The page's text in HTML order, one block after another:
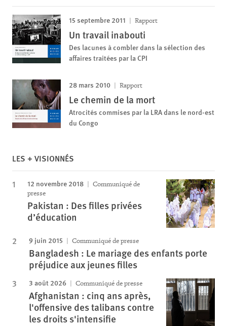
15 septembre 2011 Rapport
Un travail inabouti
Des lacunes à combler dans la sélection des
affaires traitées par la CPI
28 mars 2010 Rapport
Le chemin de la mort
Atrocités commises par la LRA dans le nord-est
du Congo
LES + VISIONNÉS
12 novembre 2018
Communiqué de
presse
Pakistan : Des filles privées
d’éducation
9 juin 2015 Communiqué de presse
Bangladesh : Le mariage des enfants porte
préjudice aux jeunes filles
3 août 2026 Communiqué de presse
Afghanistan : cinq ans après,
l'offensive des talibans contre
les droits s'intensifie